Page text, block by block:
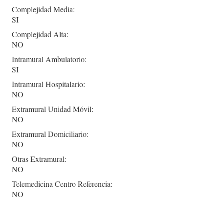
Complejidad Media:
SI
Complejidad Alta:
NO
Intramural Ambulatorio:
SI
Intramural Hospitalario:
NO
Extramural Unidad Móvil:
NO
Extramural Domiciliario:
NO
Otras Extramural:
NO
Telemedicina Centro Referencia:
NO